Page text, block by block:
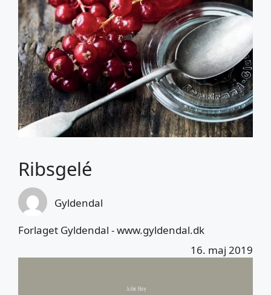
Ribsgelé
Gyldendal
Forlaget Gyldendal - www.gyldendal.dk
16. maj 2019